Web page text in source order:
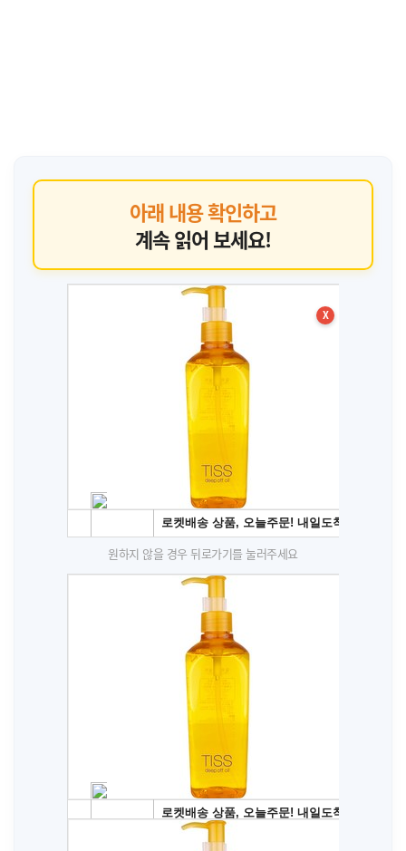
아래 내용 확인하고
계속 읽어 보세요!
X
원하지 않을 경우 뒤로가기를 눌러주세요